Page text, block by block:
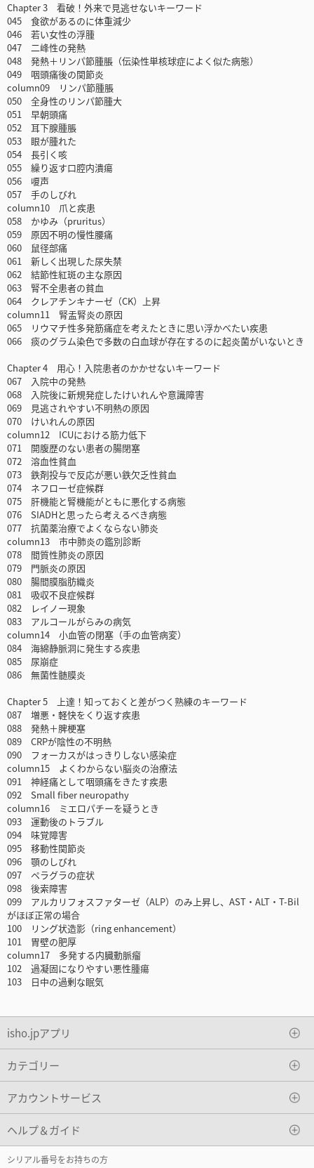
Chapter 3 看破！外来で見逃せないキーワード
045 食欲があるのに体重減少
046 若い女性の浮腫
047 二峰性の発熱
048 発熱＋リンパ節腫脹（伝染性単核球症によく似た病態）
049 咽頭痛後の関節炎
column09 リンパ節腫脹
050 全身性のリンパ節腫大
051 早朝頭痛
052 耳下腺腫脹
053 眼が腫れた
054 長引く咳
055 繰り返す口腔内潰瘍
056 嗄声
057 手のしびれ
column10 爪と疾患
058 かゆみ（pruritus）
059 原因不明の慢性腰痛
060 鼠径部痛
061 新しく出現した尿失禁
062 結節性紅斑の主な原因
063 腎不全患者の貧血
064 クレアチンキナーゼ（CK）上昇
column11 腎盂腎炎の原因
065 リウマチ性多発筋痛症を考えたときに思い浮かべたい疾患
066 痰のグラム染色で多数の白血球が存在するのに起炎菌がいないとき
Chapter 4 用心！入院患者のかかせないキーワード
067 入院中の発熱
068 入院後に新規発症したけいれんや意識障害
069 見逃されやすい不明熱の原因
070 けいれんの原因
column12 ICUにおける筋力低下
071 開腹歴のない患者の腸閉塞
072 溶血性貧血
073 鉄剤投与で反応が悪い鉄欠乏性貧血
074 ネフローゼ症候群
075 肝機能と腎機能がともに悪化する病態
076 SIADHと思ったら考えるべき病態
077 抗菌薬治療でよくならない肺炎
column13 市中肺炎の鑑別診断
078 間質性肺炎の原因
079 門脈炎の原因
080 腸間膜脂肪織炎
081 吸収不良症候群
082 レイノー現象
083 アルコールがらみの病気
column14 小血管の閉塞（手の血管病変）
084 海綿静脈洞に発生する疾患
085 尿崩症
086 無菌性髄膜炎
Chapter 5 上達！知っておくと差がつく熟練のキーワード
087 増悪・軽快をくり返す疾患
088 発熱＋脾梗塞
089 CRPが陰性の不明熱
090 フォーカスがはっきりしない感染症
column15 よくわからない脳炎の治療法
091 神経痛として咽頭痛をきたす疾患
092 Small fiber neuropathy
column16 ミエロパチーを疑うとき
093 運動後のトラブル
094 味覚障害
095 移動性関節炎
096 顎のしびれ
097 ペラグラの症状
098 後索障害
099 アルカリフォスファターゼ（ALP）のみ上昇し、AST・ALT・T-Bil
がほぼ正常の場合
100 リング状造影（ring enhancement）
101 胃壁の肥厚
column17 多発する内臓動脈瘤
102 過凝固になりやすい悪性腫瘍
103 日中の過剰な眠気
isho.jpアプリ
カテゴリー
アカウントサービス
ヘルプ＆ガイド
シリアル番号をお持ちの方